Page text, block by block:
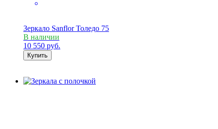
Зеркало Sanflor Толедо 75
В наличии
10 550 руб.
Купить